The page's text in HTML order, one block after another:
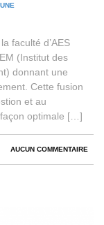
faculté d’AES
(Institut des
donnant une
Cette fusion
et au
optimale […]
AUCUN COMMENTAIRE